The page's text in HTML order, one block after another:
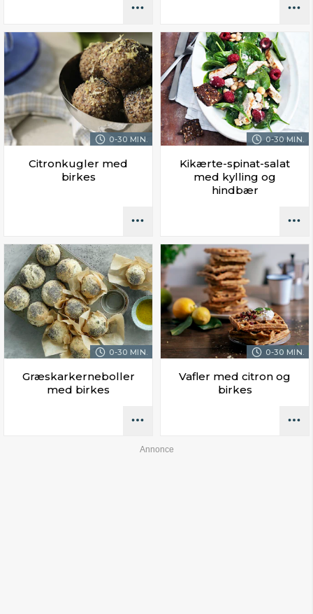
0-30 MIN.
Citronkugler med
birkes
0-30 MIN.
Kikærte-spinat-salat
med kylling og
hindbær
0-30 MIN.
Græskarkerneboller
med birkes
0-30 MIN.
Vafler med citron og
birkes